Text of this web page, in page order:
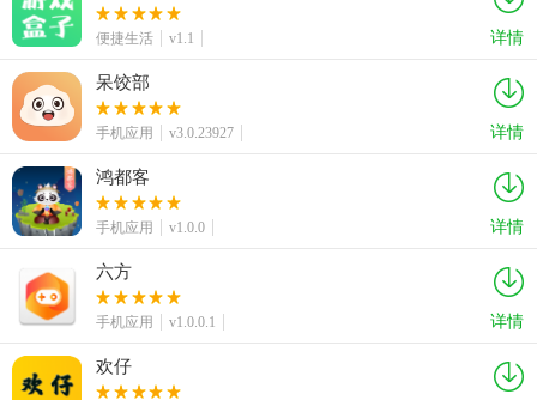
便捷生活 v1.1 详情
呆饺部
手机应用 v3.0.23927 详情
鸿都客
手机应用 v1.0.0 详情
六方
手机应用 v1.0.0.1 详情
欢仔